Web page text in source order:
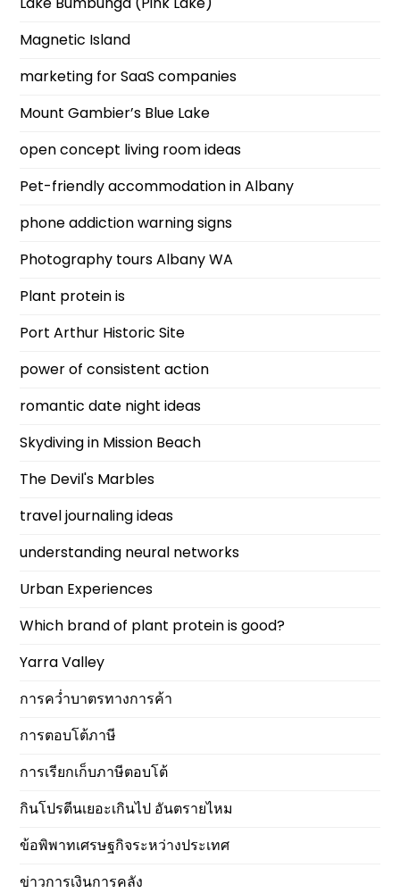
Magnetic Island
marketing for SaaS companies
Mount Gambier’s Blue Lake
open concept living room ideas
Pet-friendly accommodation in Albany
phone addiction warning signs
Photography tours Albany WA
Plant protein is
Port Arthur Historic Site
power of consistent action
romantic date night ideas
Skydiving in Mission Beach
The Devil's Marbles
travel journaling ideas
understanding neural networks
Urban Experiences
Which brand of plant protein is good?
Yarra Valley
การคว่ำบาตรทางการค้า
การตอบโต้ภาษี
การเรียกเก็บภาษีตอบโต้
กินโปรตีนเยอะเกินไป อันตรายไหม
ข้อพิพาทเศรษฐกิจระหว่างประเทศ
ข่าวการเงินการคลัง